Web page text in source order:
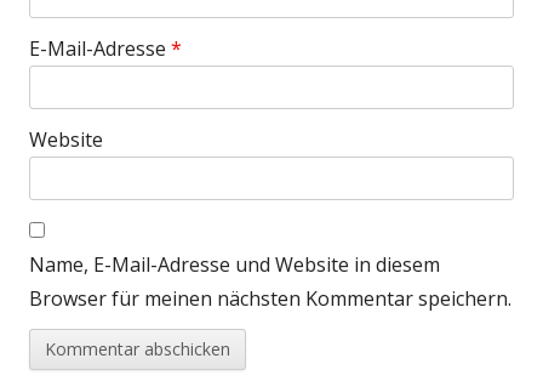
E-Mail-Adresse *
Website
Name, E-Mail-Adresse und Website in diesem
Browser für meinen nächsten Kommentar speichern.